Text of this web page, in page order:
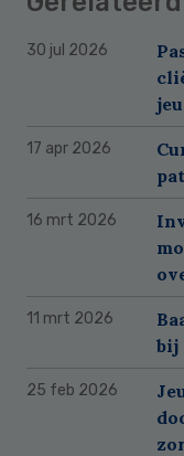
30 jul 2026
17 apr 2026
16 mrt 2026
11 mrt 2026
bij
25 feb 2026